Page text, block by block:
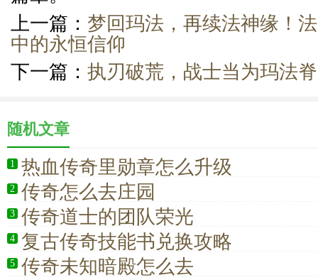
上一篇： 梦回玛法，再续法神缘！
中的永恒信仰
下一篇： 执刃破荒，战士当为玛法
随机文章
1 热血传奇里勋章怎么升级
2 传奇怎么去庄园
3 传奇道士的团队荣光
4 复古传奇技能书兑换攻略
5 传奇未知暗殿怎么去